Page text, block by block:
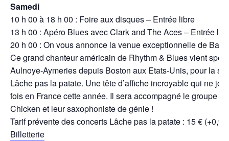
Samedi
10 h 00 à 18 h 00 : Foire aux disques – Entrée libre
13 h 00 : Apéro Blues avec Clark and The Aces – Entrée
20 h 00 : On vous annonce la venue exceptionnelle de
Ce grand chanteur américain de Rhythm & Blues vient
Aulnoye-Aymeries depuis Boston aux Etats-Unis, pour la
Lâche pas la patate. Une tête d’affiche incroyable qui ne
fois en France cette année. Il sera accompagné le groupe
Chicken et leur saxophoniste de génie !
Tarif prévente des concerts Lâche pas la patate : 15 €
Billetterie